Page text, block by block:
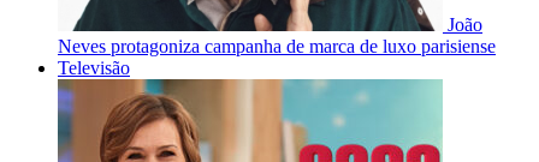
João
Neves protagoniza campanha de marca de luxo parisiense
Televisão